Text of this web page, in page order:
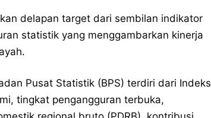
delapan target dari sembilan indikator
statistik yang menggambarkan kinerja
Pusat Statistik (BPS) terdiri dari Indeks
tingkat pengangguran terbuka,